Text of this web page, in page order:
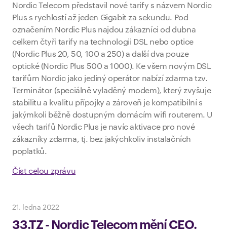
Nordic Telecom představil nové tarify s názvem Nordic
Plus s rychlostí až jeden Gigabit za sekundu. Pod
označením Nordic Plus najdou zákazníci od dubna
celkem čtyři tarify na technologii DSL nebo optice
(Nordic Plus 20, 50, 100 a 250) a další dva pouze
optické (Nordic Plus 500 a 1000). Ke všem novým DSL
tarifům Nordic jako jediný operátor nabízí zdarma tzv.
Terminátor (speciálně vyladěný modem), který zvyšuje
stabilitu a kvalitu přípojky a zároveň je kompatibilní s
jakýmkoli běžně dostupným domácím wifi routerem. U
všech tarifů Nordic Plus je navíc aktivace pro nové
zákazníky zdarma, tj. bez jakýchkoliv instalačních
poplatků.
Číst celou zprávu
21. ledna 2022
33.TZ - Nordic Telecom mění CEO.